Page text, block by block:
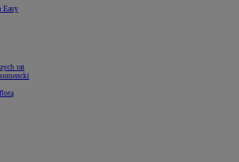
Easy
rat